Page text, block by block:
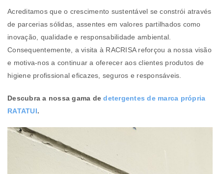
Acreditamos que o crescimento sustentável se constrói através
de parcerias sólidas, assentes em valores partilhados como
inovação, qualidade e responsabilidade ambiental.
Consequentemente, a visita à RACRISA reforçou a nossa visão
e motiva-nos a continuar a oferecer aos clientes produtos de
higiene profissional eficazes, seguros e responsáveis.
Descubra a nossa gama dedetergentes de marca própria
RATATUI.